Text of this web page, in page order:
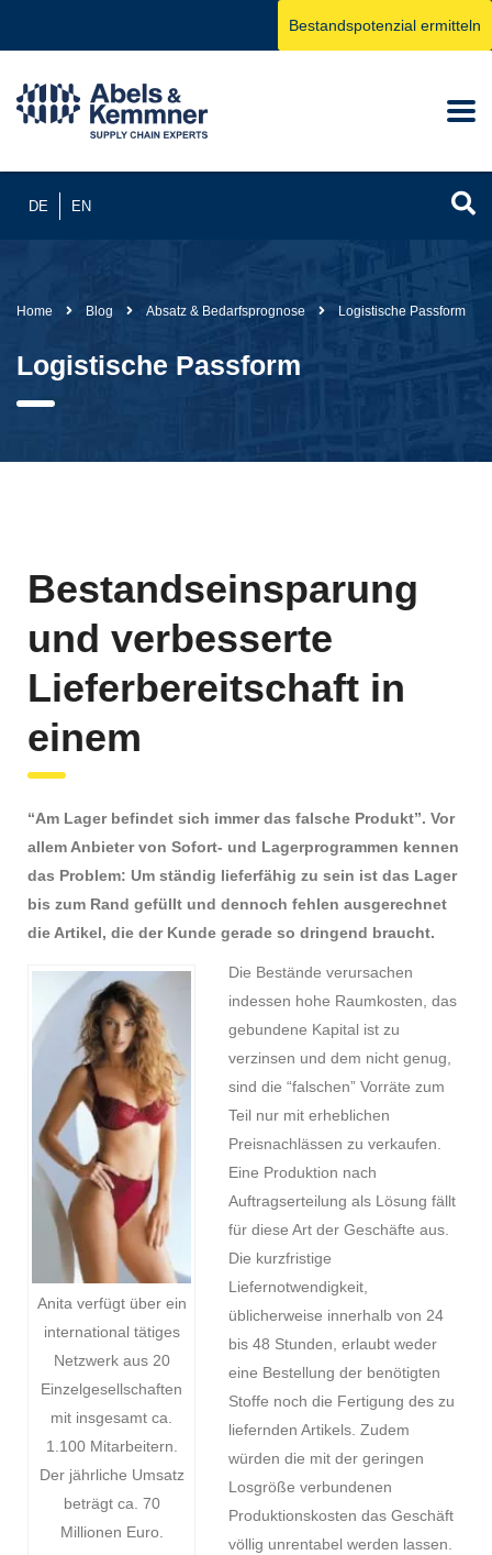
DE EN
Bestandspotenzial ermitteln
Home Blog Absatz & Bedarfsprognose Logistische Passform
Logistische Passform
Bestandseinsparung
und verbesserte
Lieferbereitschaft in
einem
“Am Lager befindet sich immer das falsche Produkt”. Vor
allem Anbieter von Sofort- und Lagerprogrammen kennen
das Problem: Um ständig lieferfähig zu sein ist das Lager
bis zum Rand gefüllt und dennoch fehlen ausgerechnet
die Artikel, die der Kunde gerade so dringend braucht.
Anita verfügt über ein
international tätiges
Netzwerk aus 20
Einzelgesellschaften
mit insgesamt ca.
1.100 Mitarbeitern.
Der jährliche Umsatz
beträgt ca. 70
Millionen Euro.
Die Bestände verursachen
indessen hohe Raumkosten, das
gebundene Kapital ist zu
verzinsen und dem nicht genug,
sind die “falschen” Vorräte zum
Teil nur mit erheblichen
Preisnachlässen zu verkaufen.
Eine Produktion nach
Auftragserteilung als Lösung fällt
für diese Art der Geschäfte aus.
Die kurzfristige
Liefernotwendigkeit,
üblicherweise innerhalb von 24
bis 48 Stunden, erlaubt weder
eine Bestellung der benötigten
Stoffe noch die Fertigung des zu
liefernden Artikels. Zudem
würden die mit der geringen
Losgröße verbundenen
Produktionskosten das Geschäft
völlig unrentabel werden lassen.